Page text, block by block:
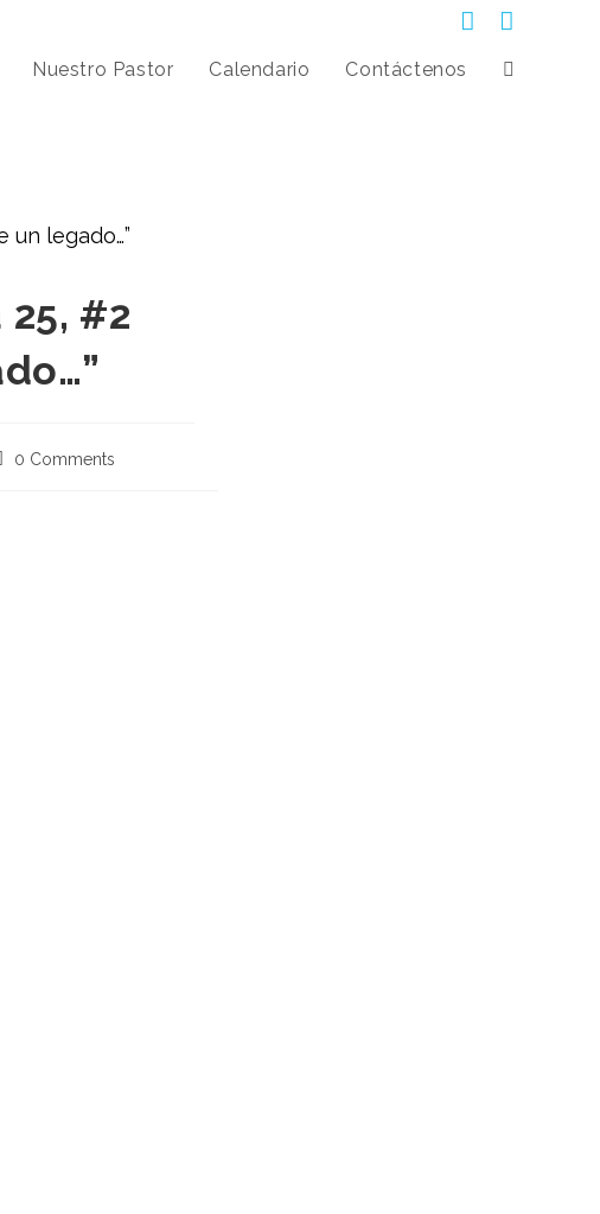
Nuestro Pastor Calendario Contáctenos
#2
0 Comments